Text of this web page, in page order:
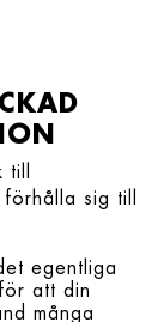
sig till
egentliga
att din
många